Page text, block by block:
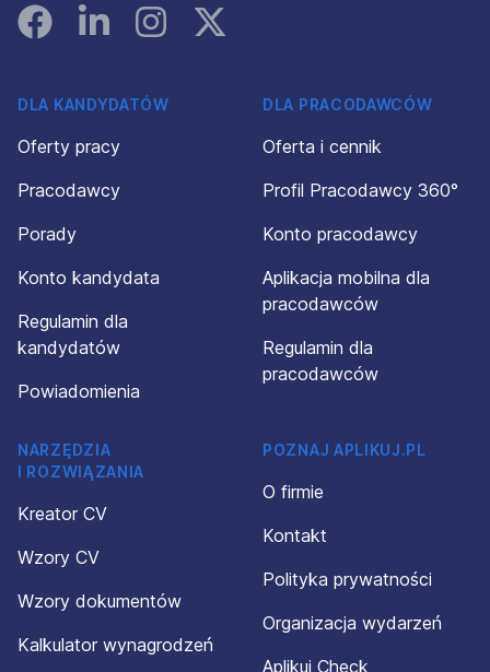
FacebookLinked InInstagramInstagram
DLA KANDYDATÓW
Oferty pracy
Pracodawcy
Porady
Konto kandydata
Regulamin dla
kandydatów
Powiadomienia
DLA PRACODAWCÓW
Oferta i cennik
Profil Pracodawcy 360°
Konto pracodawcy
Aplikacja mobilna dla
pracodawców
Regulamin dla
pracodawców
NARZĘDZIA
I ROZWIĄZANIA
Kreator CV
Wzory CV
Wzory dokumentów
Kalkulator wynagrodzeń
POZNAJ APLIKUJ.PL
O firmie
Kontakt
Polityka prywatności
Organizacja wydarzeń
Aplikuj Check